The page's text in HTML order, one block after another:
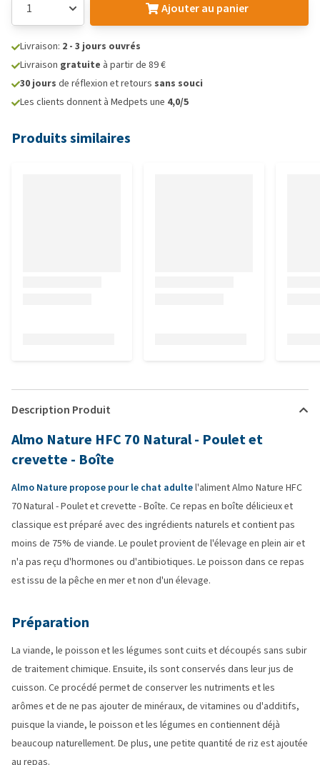
Ajouter au panier
Livraison: 2 - 3 jours ouvrés
Livraison gratuite à partir de 89 €
30 jours de réflexion et retours sans souci
Les clients donnent à Medpets une 4,0/5
Produits similaires
Description Produit
Almo Nature HFC 70 Natural - Poulet et
crevette - Boîte
Almo Nature propose pour le chat adultel'aliment Almo Nature HFC
70 Natural - Poulet et crevette - Boîte. Ce repas en boîte délicieux et
classique est préparé avec des ingrédients naturels et contient pas
moins de 75% de viande. Le poulet provient de l'élevage en plein air et
n'a pas reçu d'hormones ou d'antibiotiques. Le poisson dans ce repas
est issu de la pêche en mer et non d'un élevage.
Préparation
La viande, le poisson et les légumes sont cuits et découpés sans subir
de traitement chimique. Ensuite, ils sont conservés dans leur jus de
cuisson. Ce procédé permet de conserver les nutriments et les
arômes et de ne pas ajouter de minéraux, de vitamines ou d'additifs,
puisque la viande, le poisson et les légumes en contiennent déjà
beaucoup naturellement. De plus, une petite quantité de riz est ajoutée
au repas.